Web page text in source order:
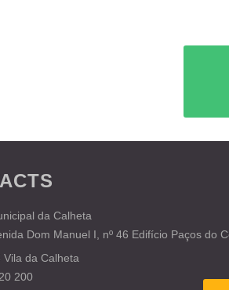
da Calheta
Dom Manuel I, nº 46 Edifício Paços do
da Calheta
200